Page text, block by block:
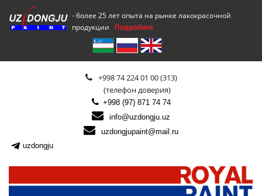
- более 25 лет опыта на рынке лакокрасочной
продукции
Подробнее
+998 74 224 01 00 (313)
(телефон доверия)
+998 (97) 871 74 74
info@uzdongju.uz
uzdongjupaint@mail.ru
uzdongju